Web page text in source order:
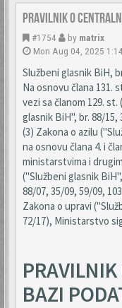
PRAVILNIK O
#1754 by matrix
Mon Aug 04, 2025
Službeni glasnik BiH,
Na osnovu člana 131.
vezi sa članom 129.
glasnik BiH", br. 88/15,
(3) Zakona o azilu
na osnovu člana 4. i
ministarstvima i
("Službeni glasnik
88/07, 35/09, 59/09,
Zakona o upravi
72/17), Ministarstvo
BAZI